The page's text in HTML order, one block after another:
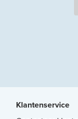
Klantenservice